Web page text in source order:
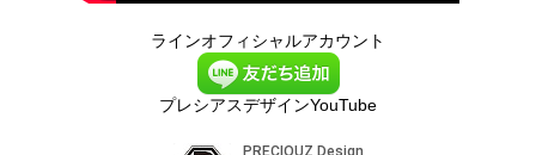
ラインオフィシャルアカウント
プレシアスデザインYouTube